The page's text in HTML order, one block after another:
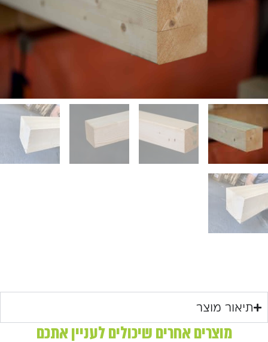
תיאור מוצר
מוצרים אחרים שיכולים לעניין אתכם